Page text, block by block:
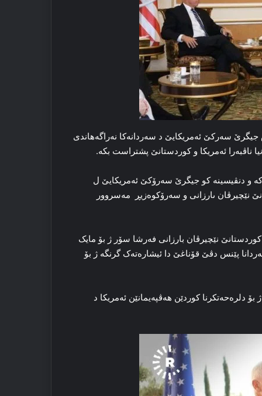
سەرکێ ئەمریکایێ د سەردانەکا نەراگەهاندی
ناڤبەرا ئەمریکا و کوردستانێ پشتراست بکە.
و دنڤیسینە کو جیگرێ سەرۆکێ ئەمریکایێ ل
نێچیرڤان ىارزانی و سەرۆکوەزیڕ مەسروور
نێچیرڤان بارزانی فەرشا سۆر ژ بۆ مایک
پێنس دڤێ قۆناغێ دا ئیشارەتەک گرنگە ژ بۆ
بۆ دلرەحەتکرنا کوردێن هەڤپەیمانێن ئەمریکا د